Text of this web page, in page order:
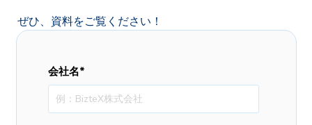
ぜひ、資料をご覧ください！
会社名*